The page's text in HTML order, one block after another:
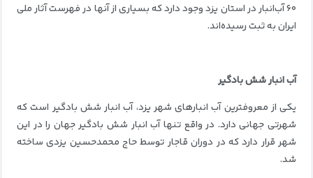
۶۰ آب‌انبار در استان یزد وجود دارد که بسیاری از آنها در فهرست آثار ملی
ایران به ثبت رسیده‌اند.
آب انبار شش بادگیر
یکی از معروفترین آب انبارهای شهر یزد، آب انبار شش بادگیر است که
شهرتی جهانی دارد. در واقع تنها آب انبار شش بادگیر جهان را در این
شهر قرار دارد که در دوران قاجار توسط حاج محمدحسین یزدی ساخته
شد.